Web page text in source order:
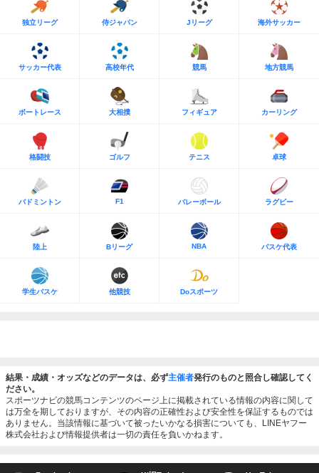
独立リーグ 侍ジャパン Jリーグ 海外サッカー
サッカー代表 高校年代 競馬 地方競馬
ボートレース 大相撲 フィギュア カーリング
格闘技 ゴルフ テニス 卓球
バドミントン F1 バレーボール ラグビー
陸上 Bリーグ NBA バスケ代表
学生バスケ 他競技 Doスポーツ
結果・成績・オッズなどのデータは、必ず主催者発行のものと照合し確認してく
ださい。
スポーツナビの競馬コンテンツのページ上に掲載されている情報の内容に関して
は万全を期しておりますが、その内容の正確性および安全性を保証するものでは
ありません。当該情報に基づいて被ったいかなる損害についても、LINEヤフー
株式会社および情報提供者は一切の責任を負いかねます。